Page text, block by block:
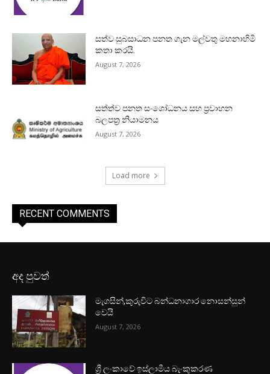
සත්ව සුබසාධන පනත ගැන මල්වතු මහනාහිමි
කතා කරයි.
August 7, 2026
සත්ත්ව පනත සංශෝධනය සහ ප්‍රවාහන
බලපත්‍ර නියාමනය
August 7, 2026
Load more
RECENT COMMENTS
අද පුවත්
මැගසින්,කුරුවිට බන්ධනාගාර නොසන්සුන්
වෙයි
August 7, 2026
ශ්‍රී ලංකාවේ ඉස්ලාමීය බැංකුකරණ